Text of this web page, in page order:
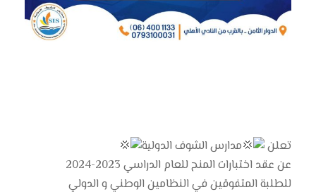
تعلن
مدارس الشوف الدولية
عن عقد اختبارات المنح للعام الدراسي 2023-2024
للطلبة المتفوقين في النظامين الوطني و الدولي